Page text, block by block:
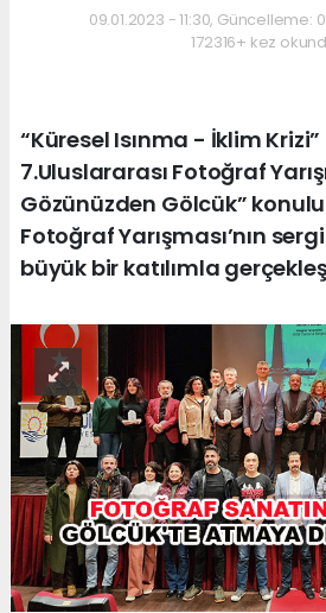
09.01.2023 - 11:30, Güncelleme:
172316+ kez
“Küresel Isınma - İklim
7.Uluslararası Fotoğraf
Gözünüzden Gölcük” konulu
Fotoğraf Yarışması’nın
büyük bir katılımla